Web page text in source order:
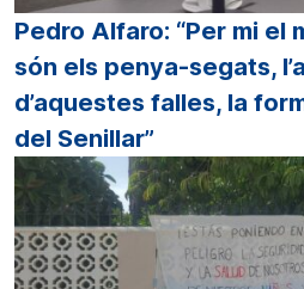
Pedro Alfaro: “Per mi el
són els penya-segats,
d’aquestes falles, la
del Senillar”